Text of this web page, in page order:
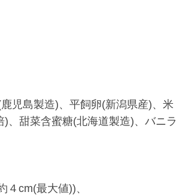
児島製造)、平飼卵(新潟県産)、米
、甜菜含蜜糖(北海道製造)、バニラ
cm(最大値))、